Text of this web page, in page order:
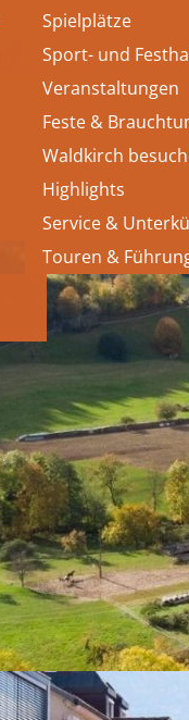
Spielplätze
Sport- und
Veranstaltungen
Feste &
Waldkirch
Highlights
Service &
Touren &